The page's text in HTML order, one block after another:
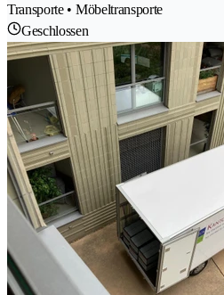
Transporte • Möbeltransporte
Geschlossen